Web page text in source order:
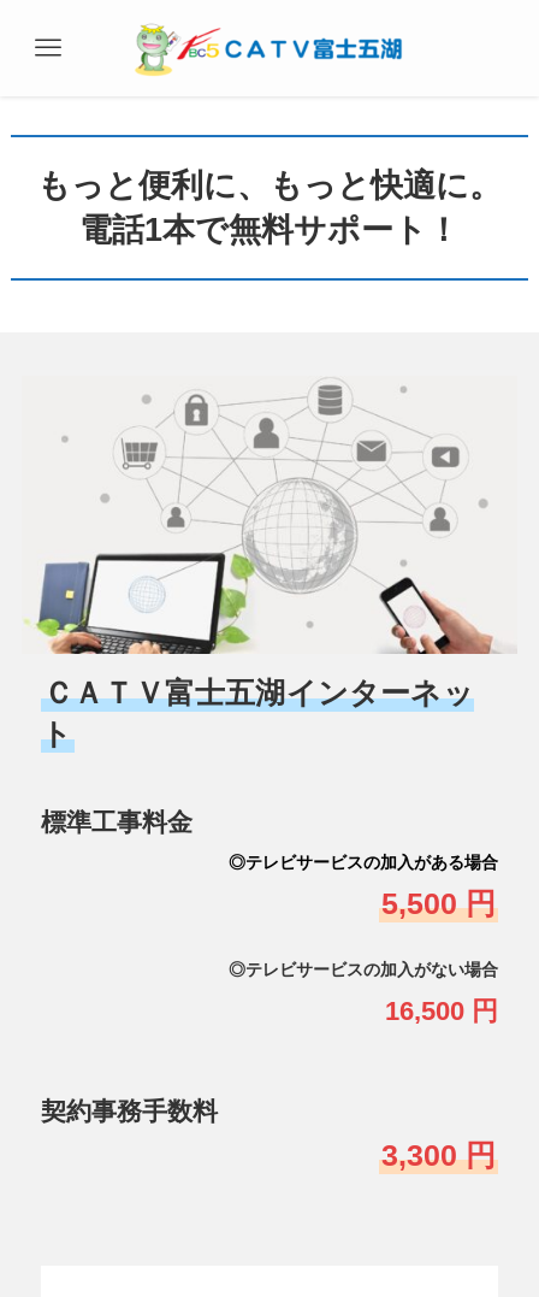
もっと便利に、もっと快適に。
電話1本で無料サポート！
ＣＡＴＶ富士五湖インターネッ
ト
標準工事料金
◎テレビサービスの加入がある場合
5,500 円
◎テレビサービスの加入がない場合
16,500 円
契約事務手数料
3,300 円